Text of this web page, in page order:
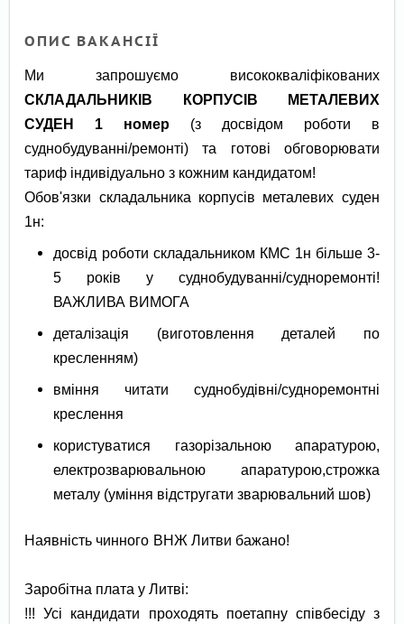
ОПИС ВАКАНСІЇ
Ми запрошуємо висококваліфікованих
СКЛАДАЛЬНИКІВ КОРПУСІВ МЕТАЛЕВИХ
СУДЕН 1 номер (з досвідом роботи в
суднобудуванні/ремонті) та готові обговорювати
тариф індивідуально з кожним кандидатом!
Обов'язки складальника корпусів металевих суден
1н:
досвід роботи складальником КМС 1н більше 3-
5 років у суднобудуванні/судноремонті!
ВАЖЛИВА ВИМОГА
деталізація (виготовлення деталей по
кресленням)
вміння читати суднобудівні/судноремонтні
креслення
користуватися газорізальною апаратурою,
електрозварювальною апаратурою,строжка
металу (уміння відстругати зварювальний шов)
Наявність чинного ВНЖ Литви бажано!
Заробітна плата у Литві:
!!! Усі кандидати проходять поетапну співбесіду з